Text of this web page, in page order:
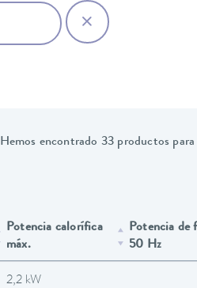
Hemos encontrado 33 productos para
Potencia calorífica
máx.
Potencia de
50 Hz
2,2 kW